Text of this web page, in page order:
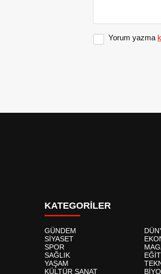
Yorum yazma
KATEGORİLER
GÜNDEM
SİYASET
SPOR
SAĞLIK
YAŞAM
KÜLTÜR SANAT